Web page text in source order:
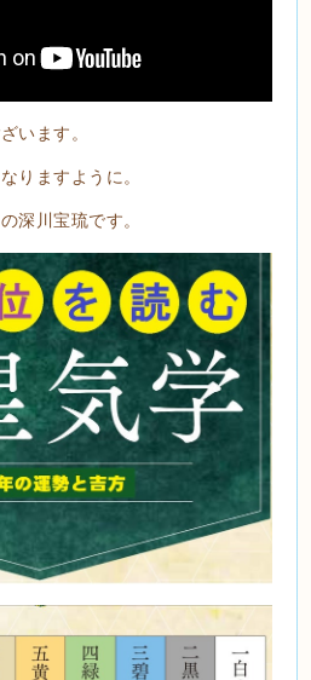
います。
りますように。
の深川宝琉です。